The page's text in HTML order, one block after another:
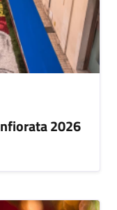
2026